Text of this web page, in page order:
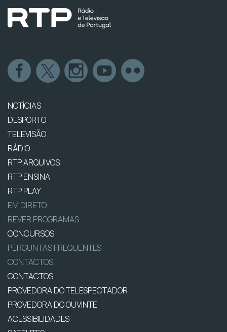
NOTÍCIAS
DESPORTO
TELEVISÃO
RÁDIO
RTP ARQUIVOS
RTP ENSINA
RTP PLAY
EM DIRETO
REVER PROGRAMAS
CONCURSOS
PERGUNTAS FREQUENTES
CONTACTOS
CONTACTOS
PROVEDORA DO TELESPECTADOR
PROVEDORA DO OUVINTE
ACESSIBILIDADES